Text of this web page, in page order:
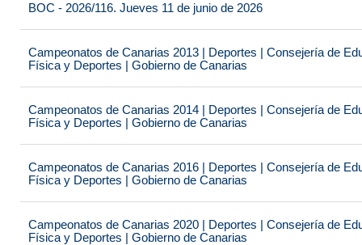
BOC - 2026/116. Jueves 11 de junio de 2026
Campeonatos de Canarias 2013 | Deportes | Consejería de
Física y Deportes | Gobierno de Canarias
Campeonatos de Canarias 2014 | Deportes | Consejería de
Física y Deportes | Gobierno de Canarias
Campeonatos de Canarias 2016 | Deportes | Consejería de
Física y Deportes | Gobierno de Canarias
Campeonatos de Canarias 2020 | Deportes | Consejería de
Física y Deportes | Gobierno de Canarias